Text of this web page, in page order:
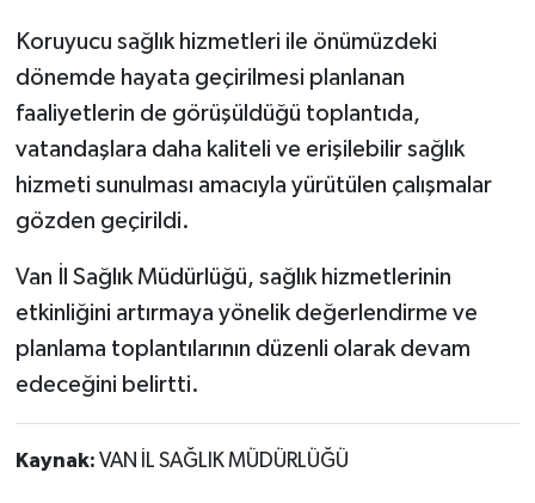
Koruyucu sağlık hizmetleri ile önümüzdeki
dönemde hayata geçirilmesi planlanan
faaliyetlerin de görüşüldüğü toplantıda,
vatandaşlara daha kaliteli ve erişilebilir sağlık
hizmeti sunulması amacıyla yürütülen çalışmalar
gözden geçirildi.
Van İl Sağlık Müdürlüğü, sağlık hizmetlerinin
etkinliğini artırmaya yönelik değerlendirme ve
planlama toplantılarının düzenli olarak devam
edeceğini belirtti.
Kaynak: VAN İL SAĞLIK MÜDÜRLÜĞÜ